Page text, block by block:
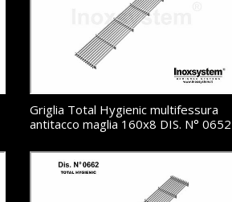
Griglia Total Hygienic multifessura
antitacco maglia 160x8 DIS. N° 0652